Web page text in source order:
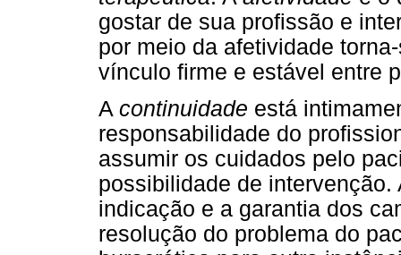
gostar de sua profissão e
por meio da afetividade
vínculo firme e estável entre
A continuidade está
responsabilidade do
assumir os cuidados pelo
possibilidade de
indicação e a garantia dos
resolução do problema do